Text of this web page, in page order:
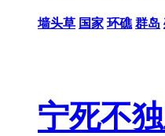
墙头草 国家 环礁 群岛
宁死不